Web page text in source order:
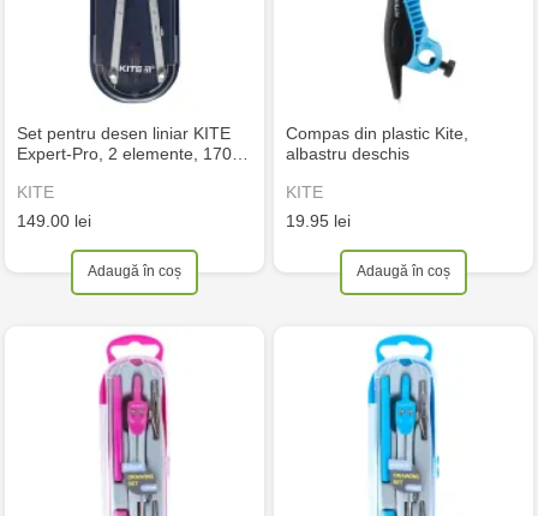
Set pentru desen liniar KITE
Expert-Pro, 2 elemente, 170…
KITE
149.00 lei
Adaugă în coș
Compas din plastic Kite,
albastru deschis
KITE
19.95 lei
Adaugă în coș